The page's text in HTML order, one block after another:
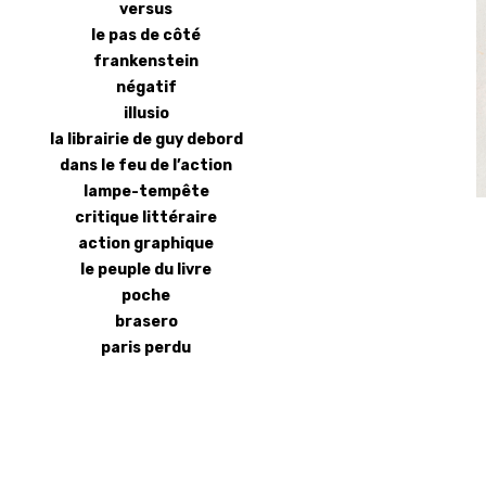
versus
le pas de côté
frankenstein
négatif
illusio
la librairie de guy debord
dans le feu de l’action
lampe-tempête
critique littéraire
action graphique
le peuple du livre
poche
brasero
paris perdu